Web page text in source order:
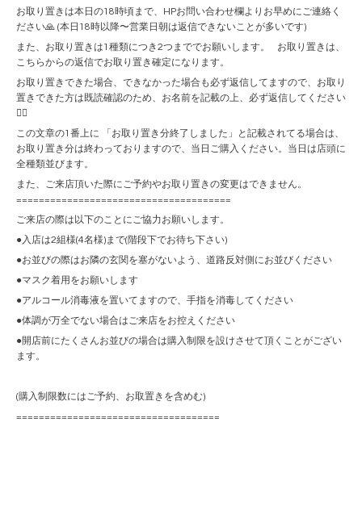
お取り置きは本日の18時頃まで、HPお問い合わせ欄よりお早めにご連絡く
ださい🙏 (本日18時以降〜営業日朝は返信できないことが多いです)
また、お取り置きは1種類につき2つまででお願いします。 お取り置きは、
こちらからの返信でお取り置き確定になります。
お取り置きできた場合、できなかった場合も必ず返信してますので、お取り
置きできた方は既読確認のため、お名前を記載の上、必ず返信してください
🙇‍♀️
この文章の1番上に 「お取り置き分終了しました」と記載されてる場合は、
お取り置き分は終わっておりますので、当日ご購入ください。当日は店頭に
全種類並びます。
また、ご来店頂いた際にご予約やお取り置きの変更はできません。
======================================
ご来店の際は以下のことにご協力お願いします。
●入店は2組様(4名様)まで(階段下でお待ち下さい)
●お並びの際はお隣の玄関を塞がないよう、道路反対側にお並びください
●マスク着用をお願いします
●アルコール消毒液を置いてますので、手指を消毒してください
●体調が万全でない場合はご来店をお控えください
●開店前にたくさんお並びの場合は購入制限を設けさせて頂くことがござい
ます。
(購入制限数にはご予約、お取置きを含めむ)
====================================